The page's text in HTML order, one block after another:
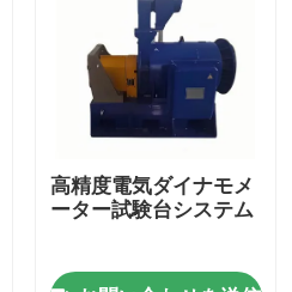
高精度電気ダイナモメ
ーター試験台システム